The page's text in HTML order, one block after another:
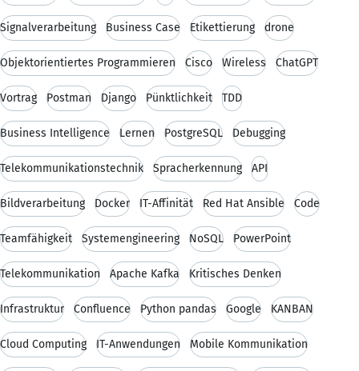
Signalverarbeitung Business Case Etikettierung drone
Objektorientiertes Programmieren Cisco Wireless ChatGPT
Vortrag Postman Django Pünktlichkeit TDD
Business Intelligence Lernen PostgreSQL Debugging
Telekommunikationstechnik Spracherkennung API
Bildverarbeitung Docker IT-Affinität Red Hat Ansible Code
Teamfähigkeit Systemengineering NoSQL PowerPoint
Telekommunikation Apache Kafka Kritisches Denken
Infrastruktur Confluence Python pandas Google KANBAN
Cloud Computing IT-Anwendungen Mobile Kommunikation